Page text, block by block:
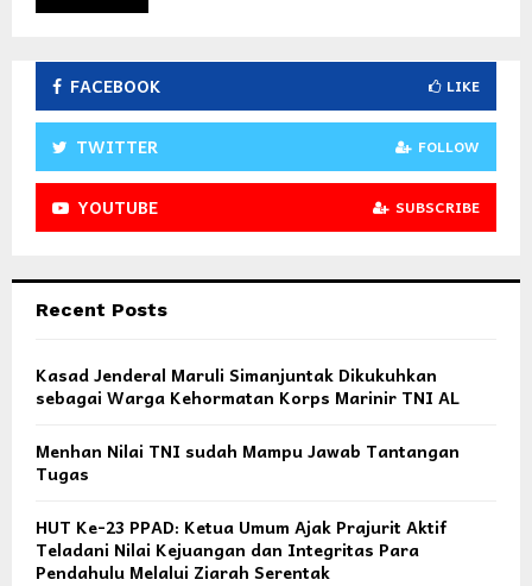
FACEBOOK LIKE
TWITTER FOLLOW
YOUTUBE SUBSCRIBE
Recent Posts
Kasad Jenderal Maruli Simanjuntak Dikukuhkan
sebagai Warga Kehormatan Korps Marinir TNI AL
Menhan Nilai TNI sudah Mampu Jawab Tantangan
Tugas
HUT Ke-23 PPAD: Ketua Umum Ajak Prajurit Aktif
Teladani Nilai Kejuangan dan Integritas Para
Pendahulu Melalui Ziarah Serentak